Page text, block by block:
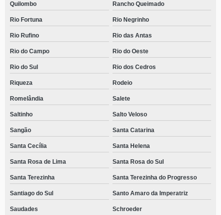
Quilombo Rancho Queimado
Rio Fortuna Rio Negrinho
Rio Rufino Rio das Antas
Rio do Campo Rio do Oeste
Rio do Sul Rio dos Cedros
Riqueza Rodeio
Romelândia Salete
Saltinho Salto Veloso
Sangão Santa Catarina
Santa Cecília Santa Helena
Santa Rosa de Lima Santa Rosa do Sul
Santa Terezinha Santa Terezinha do Progresso
Santiago do Sul Santo Amaro da Imperatriz
Saudades Schroeder